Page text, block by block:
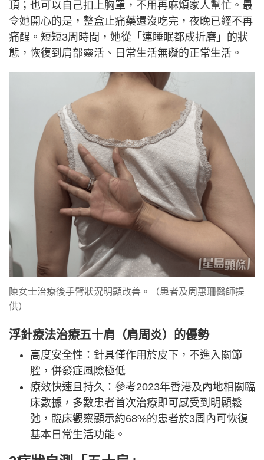
頂；也可以自己扣上胸罩，不用再麻煩家人幫忙。最
令她開心的是，整盒止痛藥還沒吃完，夜晚已經不再
痛醒。短短3周時間，她從「連睡眠都成折磨」的狀
態，恢復到肩部靈活、日常生活無礙的正常生活。
陳女士治療後手臂狀況明顯改善。（患者及周惠珊醫師提
供）
浮針療法治療五十肩（肩周炎）的優勢
高度安全性：針具僅作用於皮下，不進入關節
腔，併發症風險極低
療效快速且持久：參考2023年香港及內地相關臨
床數據，多數患者首次治療即可感受到明顯鬆
弛，臨床觀察顯示約68%的患者於3周內可恢復
基本日常生活功能。